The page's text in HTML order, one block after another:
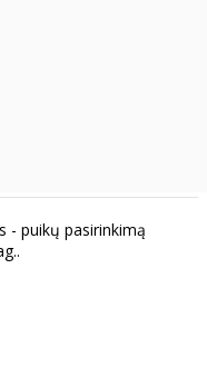
- puikų pasirinkimą